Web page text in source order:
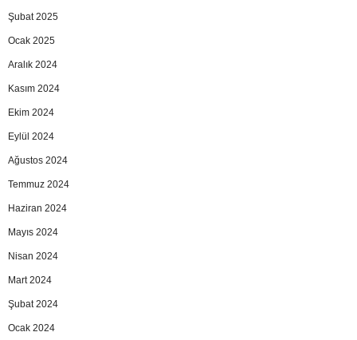
Şubat 2025
Ocak 2025
Aralık 2024
Kasım 2024
Ekim 2024
Eylül 2024
Ağustos 2024
Temmuz 2024
Haziran 2024
Mayıs 2024
Nisan 2024
Mart 2024
Şubat 2024
Ocak 2024